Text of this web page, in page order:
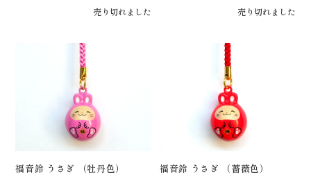
売り切れました 売り切れました
福音鈴 うさぎ （牡丹色） 福音鈴 うさぎ （薔薇色）